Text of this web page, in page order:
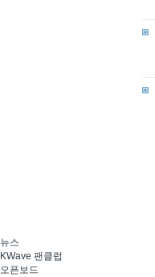
뉴스
KWave 팬클럽
오픈보드